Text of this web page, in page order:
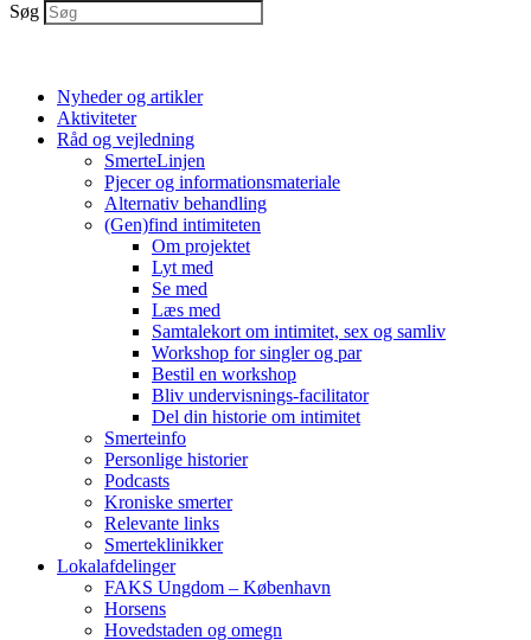
Søg
Nyheder og artikler
Aktiviteter
Råd og vejledning
SmerteLinjen
Pjecer og informationsmateriale
Alternativ behandling
(Gen)find intimiteten
Om projektet
Lyt med
Se med
Læs med
Samtalekort om intimitet, sex og samliv
Workshop for singler og par
Bestil en workshop
Bliv undervisnings-facilitator
Del din historie om intimitet
Smerteinfo
Personlige historier
Podcasts
Kroniske smerter
Relevante links
Smerteklinikker
Lokalafdelinger
FAKS Ungdom – København
Horsens
Hovedstaden og omegn